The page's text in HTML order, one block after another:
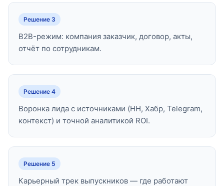
Решение 3
B2B-режим: компания заказчик, договор, акты,
отчёт по сотрудникам.
Решение 4
Воронка лида с источниками (HH, Хабр, Telegram,
контекст) и точной аналитикой ROI.
Решение 5
Карьерный трек выпускников — где работают